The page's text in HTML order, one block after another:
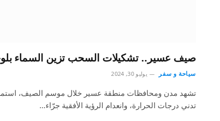
صيف عسير.. تشكيلات السحب تزين السماء
سياحة و سفر يوليو 30, 2024
تشهد مدن ومحافظات منطقة عسير خلال موسم الصيف،
تدني درجات الحرارة، وانعدام الرؤية الأفقية جرّاء…